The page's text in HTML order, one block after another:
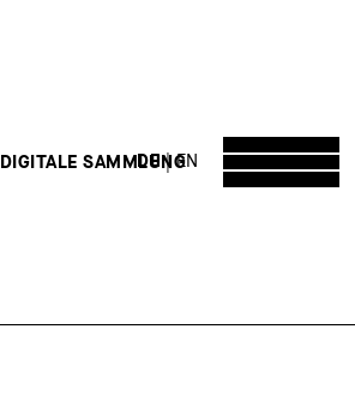
DE EN
DIGITALE SAMMLUNG